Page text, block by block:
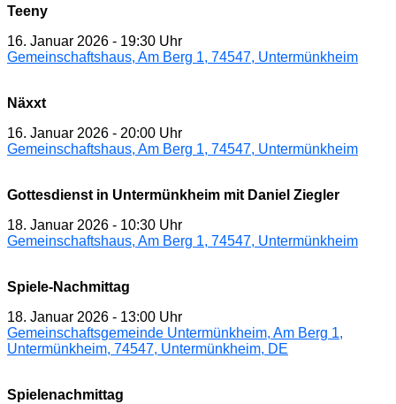
Teeny
16. Januar 2026 - 19:30 Uhr
Gemeinschaftshaus, Am Berg 1, 74547, Untermünkheim
Näxxt
16. Januar 2026 - 20:00 Uhr
Gemeinschaftshaus, Am Berg 1, 74547, Untermünkheim
Gottesdienst in Untermünkheim mit Daniel Ziegler
18. Januar 2026 - 10:30 Uhr
Gemeinschaftshaus, Am Berg 1, 74547, Untermünkheim
Spiele-Nachmittag
18. Januar 2026 - 13:00 Uhr
Gemeinschaftsgemeinde Untermünkheim, Am Berg 1,
Untermünkheim, 74547, Untermünkheim, DE
Spielenachmittag